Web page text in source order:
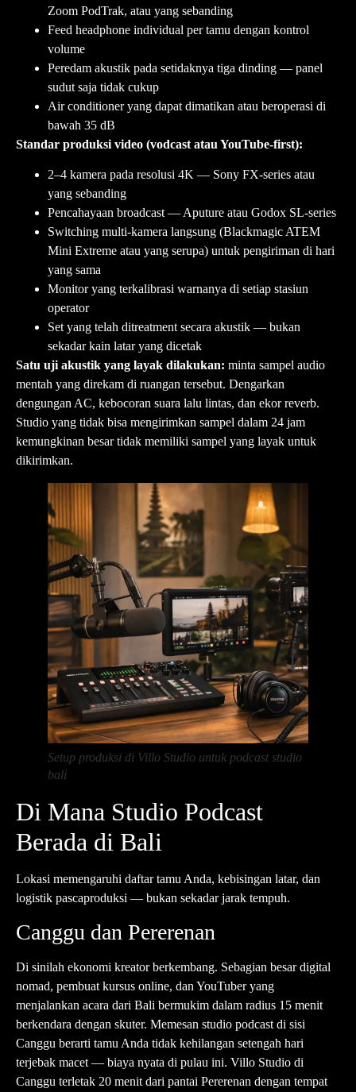
Zoom PodTrak, atau yang sebanding
Feed headphone individual per tamu dengan kontrol
volume
Peredam akustik pada setidaknya tiga dinding — panel
sudut saja tidak cukup
Air conditioner yang dapat dimatikan atau beroperasi di
bawah 35 dB
Standar produksi video (vodcast atau YouTube-first):
2–4 kamera pada resolusi 4K — Sony FX-series atau
yang sebanding
Pencahayaan broadcast — Aputure atau Godox SL-series
Switching multi-kamera langsung (Blackmagic ATEM
Mini Extreme atau yang serupa) untuk pengiriman di hari
yang sama
Monitor yang terkalibrasi warnanya di setiap stasiun
operator
Set yang telah ditreatment secara akustik — bukan
sekadar kain latar yang dicetak
Satu uji akustik yang layak dilakukan: minta sampel audio
mentah yang direkam di ruangan tersebut. Dengarkan
dengungan AC, kebocoran suara lalu lintas, dan ekor reverb.
Studio yang tidak bisa mengirimkan sampel dalam 24 jam
kemungkinan besar tidak memiliki sampel yang layak untuk
dikirimkan.
Setup produksi di Villo Studio untuk podcast studio
bali
Di Mana Studio Podcast
Berada di Bali
Lokasi memengaruhi daftar tamu Anda, kebisingan latar, dan
logistik pascaproduksi — bukan sekadar jarak tempuh.
Canggu dan Pererenan
Di sinilah ekonomi kreator berkembang. Sebagian besar digital
nomad, pembuat kursus online, dan YouTuber yang
menjalankan acara dari Bali bermukim dalam radius 15 menit
berkendara dengan skuter. Memesan studio podcast di sisi
Canggu berarti tamu Anda tidak kehilangan setengah hari
terjebak macet — biaya nyata di pulau ini. Villo Studio di
Canggu terletak 20 menit dari pantai Pererenan dengan tempat